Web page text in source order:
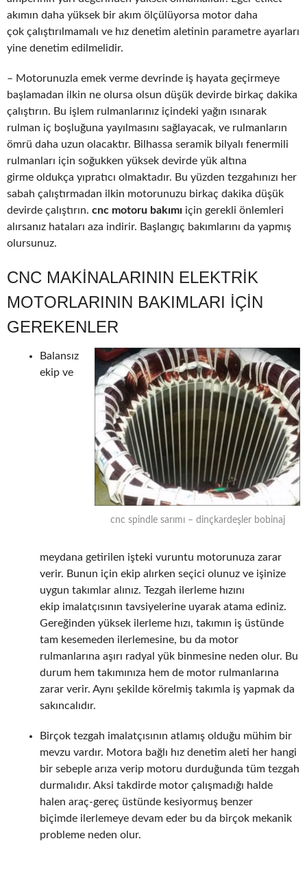
akımın daha yüksek bir akım ölçülüyorsa motor daha
çok çalıştırılmamalı ve hız denetim aletinin parametre ayarları
yine denetim edilmelidir.
– Motorunuzla emek verme devrinde iş hayata geçirmeye
başlamadan ilkin ne olursa olsun düşük devirde birkaç dakika
çalıştırın. Bu işlem rulmanlarınız içindeki yağın ısınarak
rulman iç boşluğuna yayılmasını sağlayacak, ve rulmanların
ömrü daha uzun olacaktır. Bilhassa seramik bilyalı fenermili
rulmanları için soğukken yüksek devirde yük altına
girme oldukça yıpratıcı olmaktadır. Bu yüzden tezgahınızı her
sabah çalıştırmadan ilkin motorunuzu birkaç dakika düşük
devirde çalıştırın. cnc motoru bakımı için gerekli önlemleri
alırsanız hataları aza indirir. Başlangıç bakımlarını da yapmış
olursunuz.
CNC MAKINALARININ ELEKTRIK
MOTORLARININ BAKIMLARI IÇIN
GEREKENLER
cnc spindle sarımı – dinçkardeşler bobinaj
Balansız
ekip ve
meydana getirilen işteki vuruntu motorunuza zarar
verir. Bunun için ekip alırken seçici olunuz ve işinize
uygun takımlar alınız. Tezgah ilerleme hızını
ekip imalatçısının tavsiyelerine uyarak atama ediniz.
Gereğinden yüksek ilerleme hızı, takımın iş üstünde
tam kesemeden ilerlemesine, bu da motor
rulmanlarına aşırı radyal yük binmesine neden olur. Bu
durum hem takımınıza hem de motor rulmanlarına
zarar verir. Aynı şekilde körelmiş takımla iş yapmak da
sakıncalıdır.
Birçok tezgah imalatçısının atlamış olduğu mühim bir
mevzu vardır. Motora bağlı hız denetim aleti her hangi
bir sebeple arıza verip motoru durduğunda tüm tezgah
durmalıdır. Aksi takdirde motor çalışmadığı halde
halen araç-gereç üstünde kesiyormuş benzer
biçimde ilerlemeye devam eder bu da birçok mekanik
probleme neden olur.